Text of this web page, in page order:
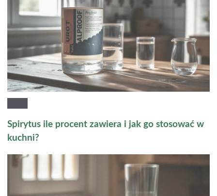
Spirytus ile procent zawiera i jak go stosować w
kuchni?